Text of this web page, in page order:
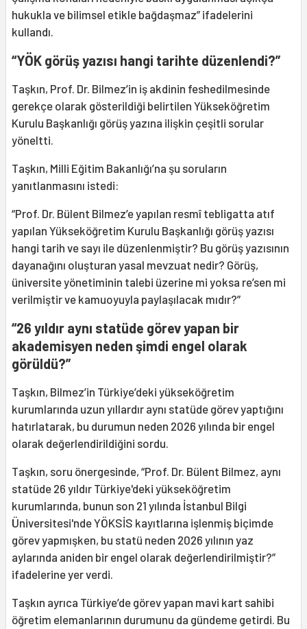
hukukla ve bilimsel etikle bağdaşmaz” ifadelerini
kullandı.
“YÖK görüş yazısı hangi tarihte düzenlendi?”
Taşkın, Prof. Dr. Bilmez’in iş akdinin feshedilmesinde
gerekçe olarak gösterildiği belirtilen Yükseköğretim
Kurulu Başkanlığı görüş yazına ilişkin çeşitli sorular
yöneltti.
Taşkın, Milli Eğitim Bakanlığı’na şu soruların
yanıtlanmasını istedi:
“Prof. Dr. Bülent Bilmez’e yapılan resmî tebligatta atıf
yapılan Yükseköğretim Kurulu Başkanlığı görüş yazısı
hangi tarih ve sayı ile düzenlenmiştir? Bu görüş yazısının
dayanağını oluşturan yasal mevzuat nedir? Görüş,
üniversite yönetiminin talebi üzerine mi yoksa re’sen mi
verilmiştir ve kamuoyuyla paylaşılacak mıdır?”
“26 yıldır aynı statüde görev yapan bir
akademisyen neden şimdi engel olarak
görüldü?”
Taşkın, Bilmez’in Türkiye’deki yükseköğretim
kurumlarında uzun yıllardır aynı statüde görev yaptığını
hatırlatarak, bu durumun neden 2026 yılında bir engel
olarak değerlendirildiğini sordu.
Taşkın, soru önergesinde, “Prof. Dr. Bülent Bilmez, aynı
statüde 26 yıldır Türkiye'deki yükseköğretim
kurumlarında, bunun son 21 yılında İstanbul Bilgi
Üniversitesi'nde YÖKSİS kayıtlarına işlenmiş biçimde
görev yapmışken, bu statü neden 2026 yılının yaz
aylarında aniden bir engel olarak değerlendirilmiştir?”
ifadelerine yer verdi.
Taşkın ayrıca Türkiye’de görev yapan mavi kart sahibi
öğretim elemanlarının durumunu da gündeme getirdi. Bu